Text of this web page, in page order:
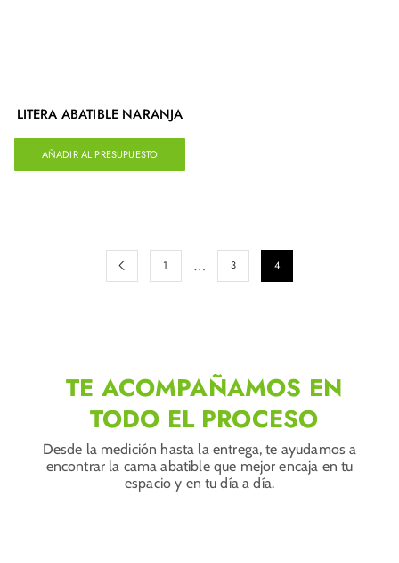
LITERA ABATIBLE NARANJA
AÑADIR AL PRESUPUESTO
1 … 3 4
TE ACOMPAÑAMOS EN
TODO EL PROCESO
Desde la medición hasta la entrega, te ayudamos a
encontrar la cama abatible que mejor encaja en tu
espacio y en tu día a día.